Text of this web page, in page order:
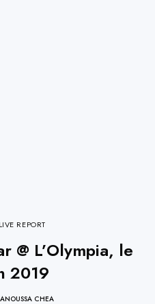
LIVE REPORT
@ L’Olympia, le
2019
ANOUSSA CHEA